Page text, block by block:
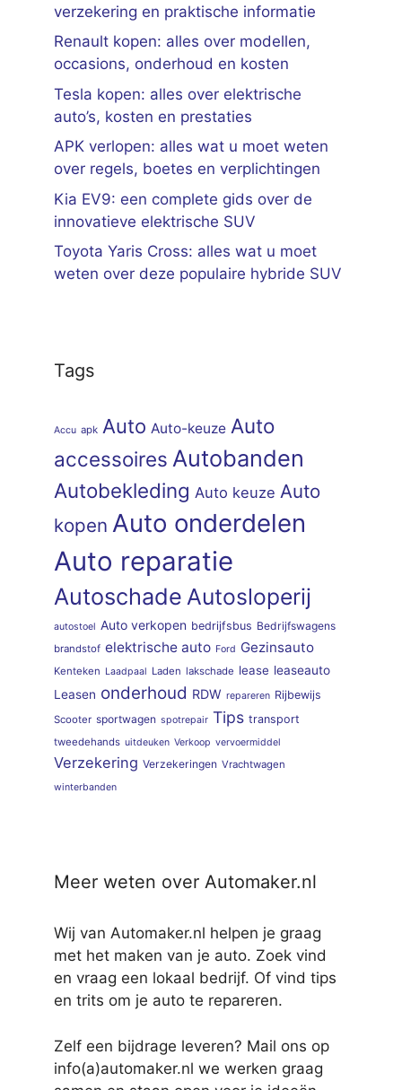
verzekering en praktische informatie
Renault kopen: alles over modellen,
occasions, onderhoud en kosten
Tesla kopen: alles over elektrische
auto’s, kosten en prestaties
APK verlopen: alles wat u moet weten
over regels, boetes en verplichtingen
Kia EV9: een complete gids over de
innovatieve elektrische SUV
Toyota Yaris Cross: alles wat u moet
weten over deze populaire hybride SUV
Tags
Accu apk Auto Auto-keuze Auto
accessoires Autobanden
Autobekleding Auto keuze Auto
kopen Auto onderdelen
Auto reparatie
Autoschade Autosloperij
autostoel Auto verkopen bedrijfsbus Bedrijfswagens
brandstof elektrische auto Ford Gezinsauto
Kenteken Laadpaal Laden lakschade lease leaseauto
Leasen onderhoud RDW repareren Rijbewijs
Scooter sportwagen spotrepair Tips transport
tweedehands uitdeuken Verkoop vervoermiddel
Verzekering Verzekeringen Vrachtwagen
winterbanden
Meer weten over Automaker.nl
Wij van Automaker.nl helpen je graag
met het maken van je auto. Zoek vind
en vraag een lokaal bedrijf. Of vind tips
en trits om je auto te repareren.
Zelf een bijdrage leveren? Mail ons op
info(a)automaker.nl we werken graag